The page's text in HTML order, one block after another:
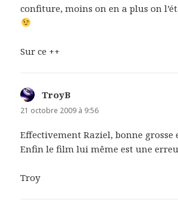
confiture, moins on en a plus on
Sur ce ++
TroyB
21 octobre 2009 à 9:56
Effectivement Raziel, bonne grosse
Enfin le film lui même est une
Troy